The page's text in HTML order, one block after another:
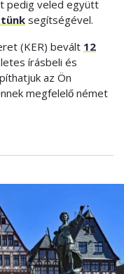
pedig veled együtt
segítségével.
(KER) bevált 12
írásbeli és
az Ön
megfelelő német